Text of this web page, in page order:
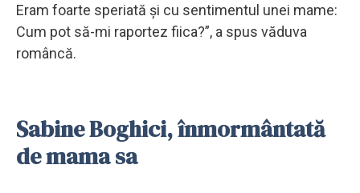
Eram foarte speriată și cu sentimentul unei mame:
Cum pot să-mi raportez fiica?”, a spus văduva
româncă.
Sabine Boghici, înmormântată
de mama sa